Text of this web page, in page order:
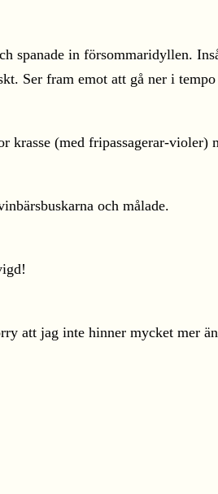
spanade in försommaridyllen.
Ser fram emot att gå ner i
krasse (med fripassagerar-
och målade.
att jag inte hinner mycket mer